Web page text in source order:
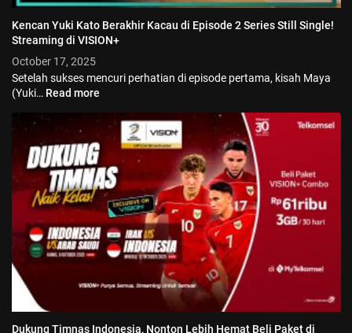
Kencan Yuki Kato Berakhir Kacau di Episode 2 Series Still Single!
Streaming di VISION+
October 17, 2025
Setelah sukses mencuri perhatian di episode pertama, kisah Maya
(Yuki… Read more
Dukung Timnas Indonesia, Nonton Lebih Hemat Beli Paket di